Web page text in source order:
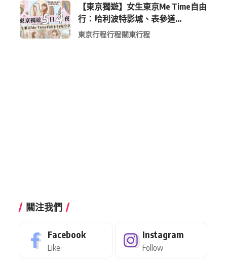
【東京獨遊】女生東京Me Time自由
行：哈利波特影城、表參道
Shopping 與下北澤尋寶5日4夜慢活
東京行程行程關東行程
關注我們
Facebook
Like
Instagram
Follow